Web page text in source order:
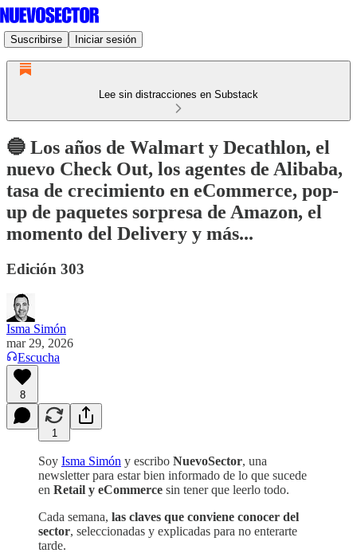
Suscribirse Iniciar sesión
Lee sin distracciones en Substack
🔵 Los años de Walmart y Decathlon, el
nuevo Check Out, los agentes de Alibaba,
tasa de crecimiento en eCommerce, pop-
up de paquetes sorpresa de Amazon, el
momento del Delivery y más...
Edición 303
Isma Simón
mar 29, 2026
Escucha
8
1
Soy Isma Simón y escribo NuevoSector, una
newsletter para estar bien informado de lo que sucede
en Retail y eCommerce sin tener que leerlo todo.
Cada semana, las claves que conviene conocer del
sector, seleccionadas y explicadas para no enterarte
tarde.